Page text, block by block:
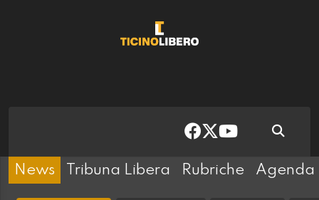
News Tribuna Libera Rubriche Agenda